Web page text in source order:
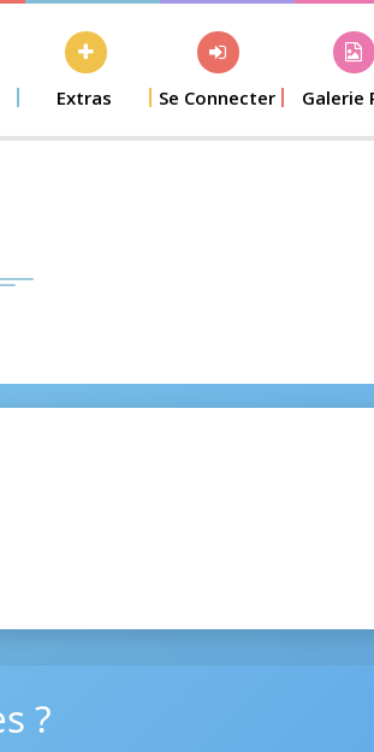
Extras Se Connecter Galerie